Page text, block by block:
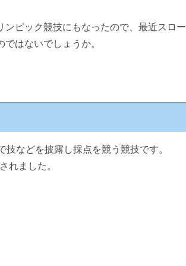
ピック競技にもなったので、最近スロー
はないでしょうか。
などを披露し採点を競う競技です。
れました。